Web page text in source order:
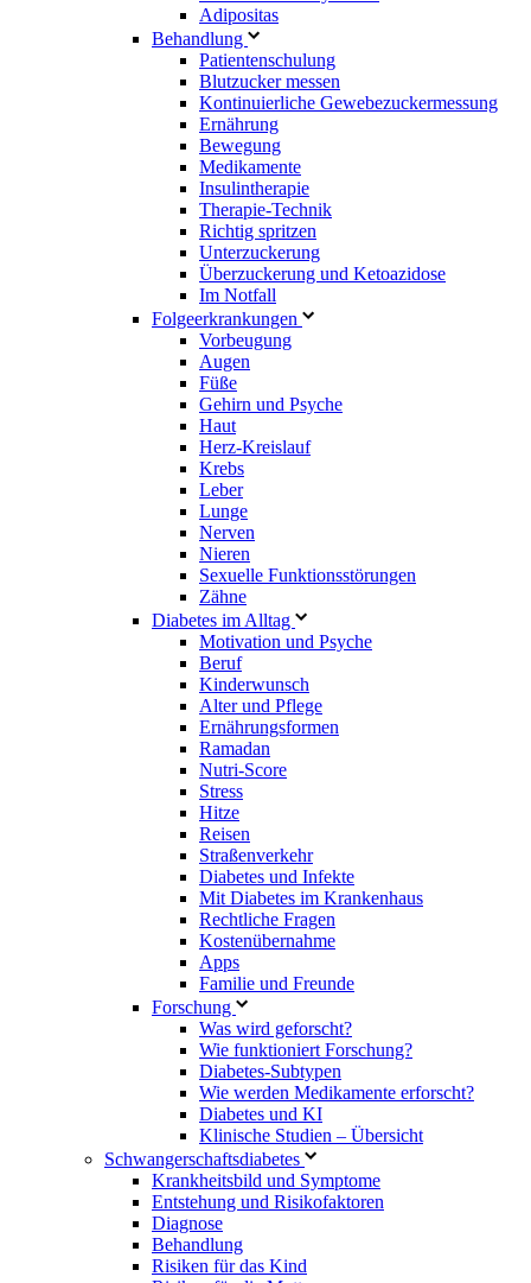
Adipositas
Behandlung
Patientenschulung
Blutzucker messen
Kontinuierliche Gewebezuckermessung
Ernährung
Bewegung
Medikamente
Insulintherapie
Therapie-Technik
Richtig spritzen
Unterzuckerung
Überzuckerung und Ketoazidose
Im Notfall
Folgeerkrankungen
Vorbeugung
Augen
Füße
Gehirn und Psyche
Haut
Herz-Kreislauf
Krebs
Leber
Lunge
Nerven
Nieren
Sexuelle Funktionsstörungen
Zähne
Diabetes im Alltag
Motivation und Psyche
Beruf
Kinderwunsch
Alter und Pflege
Ernährungsformen
Ramadan
Nutri-Score
Stress
Hitze
Reisen
Straßenverkehr
Diabetes und Infekte
Mit Diabetes im Krankenhaus
Rechtliche Fragen
Kostenübernahme
Apps
Familie und Freunde
Forschung
Was wird geforscht?
Wie funktioniert Forschung?
Diabetes-Subtypen
Wie werden Medikamente erforscht?
Diabetes und KI
Klinische Studien – Übersicht
Schwangerschaftsdiabetes
Krankheitsbild und Symptome
Entstehung und Risikofaktoren
Diagnose
Behandlung
Risiken für das Kind